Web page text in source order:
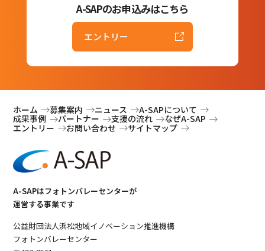
A-SAPのお申込みはこちら
エントリー
A-SAPはフォトンバレーセンターが
運営する事業です
公益財団法人浜松地域イノベーション推進機構
フォトンバレーセンター
ホーム 募集案内 ニュース A-SAPについて
成果事例 パートナー 支援の流れ なぜA-SAP
エントリー お問い合わせ サイトマップ